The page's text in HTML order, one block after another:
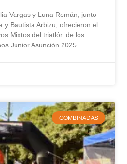
Vargas y Luna Román, junto
y Bautista Arbizu, ofrecieron el
Mixtos del triatlón de los
Junior Asunción 2025.
COMBINADAS